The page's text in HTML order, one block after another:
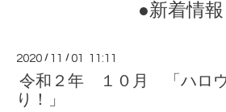
●新着情報
2020 / 11 /01 11:11
令和２年 １０月 「ハロ
り！」